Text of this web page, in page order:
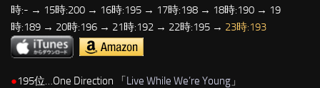
時:- → 15時:200 → 16時:195 → 17時:198 → 18時:190 → 19
時:189 → 20時:196 → 21時:192 → 22時:195 → 23時:193
●195位…One Direction 「Live While We’re Young 」